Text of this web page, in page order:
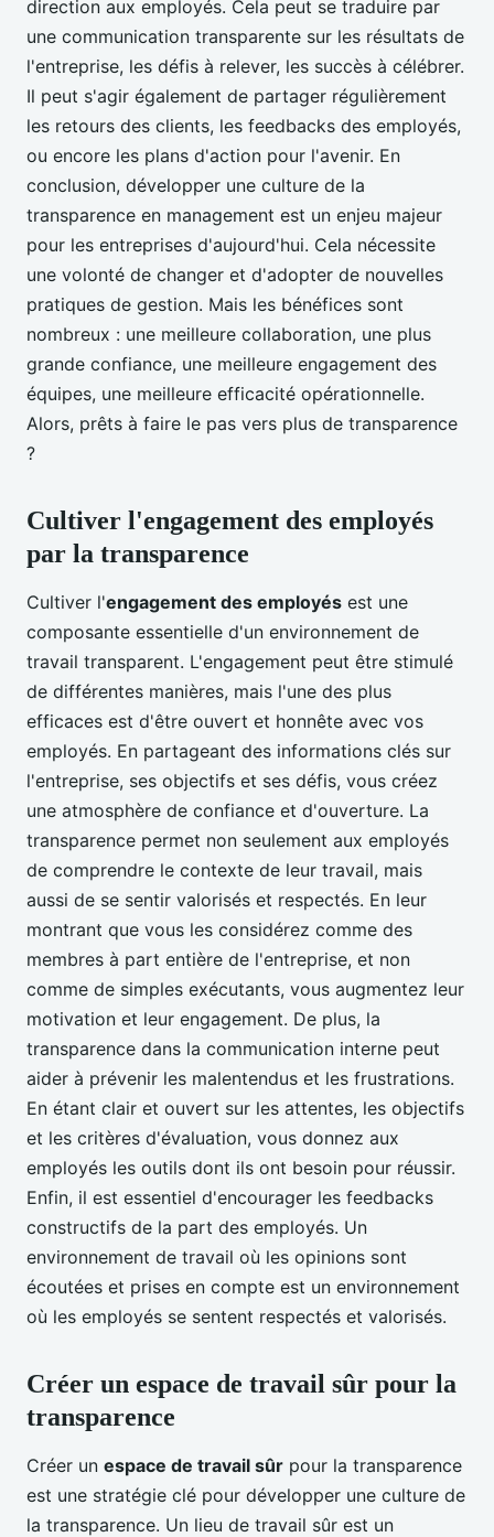
direction aux employés. Cela peut se traduire par
une communication transparente sur les résultats de
l'entreprise, les défis à relever, les succès à célébrer.
Il peut s'agir également de partager régulièrement
les retours des clients, les feedbacks des employés,
ou encore les plans d'action pour l'avenir. En
conclusion, développer une culture de la
transparence en management est un enjeu majeur
pour les entreprises d'aujourd'hui. Cela nécessite
une volonté de changer et d'adopter de nouvelles
pratiques de gestion. Mais les bénéfices sont
nombreux : une meilleure collaboration, une plus
grande confiance, une meilleure engagement des
équipes, une meilleure efficacité opérationnelle.
Alors, prêts à faire le pas vers plus de transparence
?
Cultiver l'engagement des employés
par la transparence
Cultiver l'engagement des employés est une
composante essentielle d'un environnement de
travail transparent. L'engagement peut être stimulé
de différentes manières, mais l'une des plus
efficaces est d'être ouvert et honnête avec vos
employés. En partageant des informations clés sur
l'entreprise, ses objectifs et ses défis, vous créez
une atmosphère de confiance et d'ouverture. La
transparence permet non seulement aux employés
de comprendre le contexte de leur travail, mais
aussi de se sentir valorisés et respectés. En leur
montrant que vous les considérez comme des
membres à part entière de l'entreprise, et non
comme de simples exécutants, vous augmentez leur
motivation et leur engagement. De plus, la
transparence dans la communication interne peut
aider à prévenir les malentendus et les frustrations.
En étant clair et ouvert sur les attentes, les objectifs
et les critères d'évaluation, vous donnez aux
employés les outils dont ils ont besoin pour réussir.
Enfin, il est essentiel d'encourager les feedbacks
constructifs de la part des employés. Un
environnement de travail où les opinions sont
écoutées et prises en compte est un environnement
où les employés se sentent respectés et valorisés.
Créer un espace de travail sûr pour la
transparence
Créer un espace de travail sûr pour la transparence
est une stratégie clé pour développer une culture de
la transparence. Un lieu de travail sûr est un